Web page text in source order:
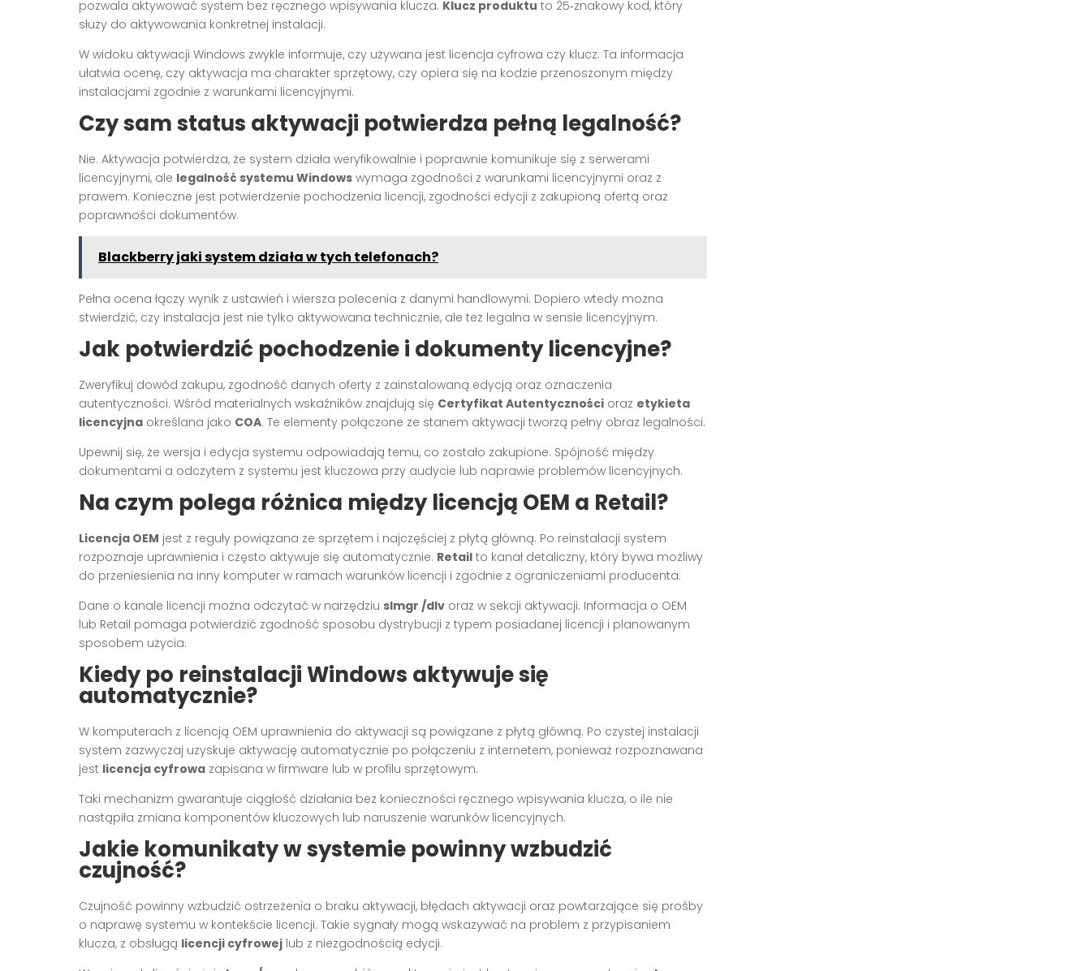
pozwala aktywować system bez ręcznego wpisywania klucza. Klucz produktu to 25‑znakowy kod, który
służy do aktywowania konkretnej instalacji.
W widoku aktywacji Windows zwykle informuje, czy używana jest licencja cyfrowa czy klucz. Ta informacja
ułatwia ocenę, czy aktywacja ma charakter sprzętowy, czy opiera się na kodzie przenoszonym między
instalacjami zgodnie z warunkami licencyjnymi.
Czy sam status aktywacji potwierdza pełną legalność?
Nie. Aktywacja potwierdza, że system działa weryfikowalnie i poprawnie komunikuje się z serwerami
licencyjnymi, ale legalność systemu Windows wymaga zgodności z warunkami licencyjnymi oraz z
prawem. Konieczne jest potwierdzenie pochodzenia licencji, zgodności edycji z zakupioną ofertą oraz
poprawności dokumentów.
Blackberry jaki system działa w tych telefonach?
Pełna ocena łączy wynik z ustawień i wiersza polecenia z danymi handlowymi. Dopiero wtedy można
stwierdzić, czy instalacja jest nie tylko aktywowana technicznie, ale też legalna w sensie licencyjnym.
Jak potwierdzić pochodzenie i dokumenty licencyjne?
Zweryfikuj dowód zakupu, zgodność danych oferty z zainstalowaną edycją oraz oznaczenia
autentyczności. Wśród materialnych wskaźników znajdują się Certyfikat Autentyczności oraz etykieta
licencyjna określana jako COA. Te elementy połączone ze stanem aktywacji tworzą pełny obraz legalności.
Upewnij się, że wersja i edycja systemu odpowiadają temu, co zostało zakupione. Spójność między
dokumentami a odczytem z systemu jest kluczowa przy audycie lub naprawie problemów licencyjnych.
Na czym polega różnica między licencją OEM a Retail?
Licencja OEM jest z reguły powiązana ze sprzętem i najczęściej z płytą główną. Po reinstalacji system
rozpoznaje uprawnienia i często aktywuje się automatycznie. Retail to kanał detaliczny, który bywa możliwy
do przeniesienia na inny komputer w ramach warunków licencji i zgodnie z ograniczeniami producenta.
Dane o kanale licencji można odczytać w narzędziu slmgr /dlv oraz w sekcji aktywacji. Informacja o OEM
lub Retail pomaga potwierdzić zgodność sposobu dystrybucji z typem posiadanej licencji i planowanym
sposobem użycia.
Kiedy po reinstalacji Windows aktywuje się
automatycznie?
W komputerach z licencją OEM uprawnienia do aktywacji są powiązane z płytą główną. Po czystej instalacji
system zazwyczaj uzyskuje aktywację automatycznie po połączeniu z internetem, ponieważ rozpoznawana
jest licencja cyfrowa zapisana w firmware lub w profilu sprzętowym.
Taki mechanizm gwarantuje ciągłość działania bez konieczności ręcznego wpisywania klucza, o ile nie
nastąpiła zmiana komponentów kluczowych lub naruszenie warunków licencyjnych.
Jakie komunikaty w systemie powinny wzbudzić
czujność?
Czujność powinny wzbudzić ostrzeżenia o braku aktywacji, błędach aktywacji oraz powtarzające się prośby
o naprawę systemu w kontekście licencji. Takie sygnały mogą wskazywać na problem z przypisaniem
klucza, z obsługą licencji cyfrowej lub z niezgodnością edycji.